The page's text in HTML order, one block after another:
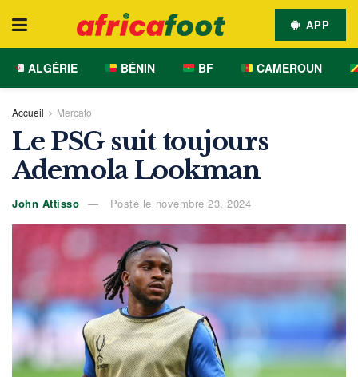
APP
ALGÉRIE BÉNIN BF CAMEROUN
Accueil Mercato
Le PSG suit toujours
Ademola Lookman
John Attisso Posté le novembre 23, 2024